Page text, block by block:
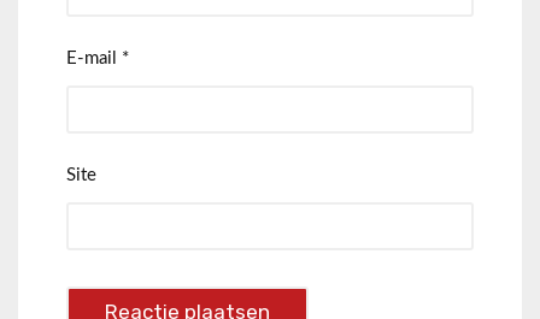
E-mail *
Site